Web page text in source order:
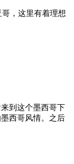
，这里有着理想
到这个墨西哥下
西哥风情。之后